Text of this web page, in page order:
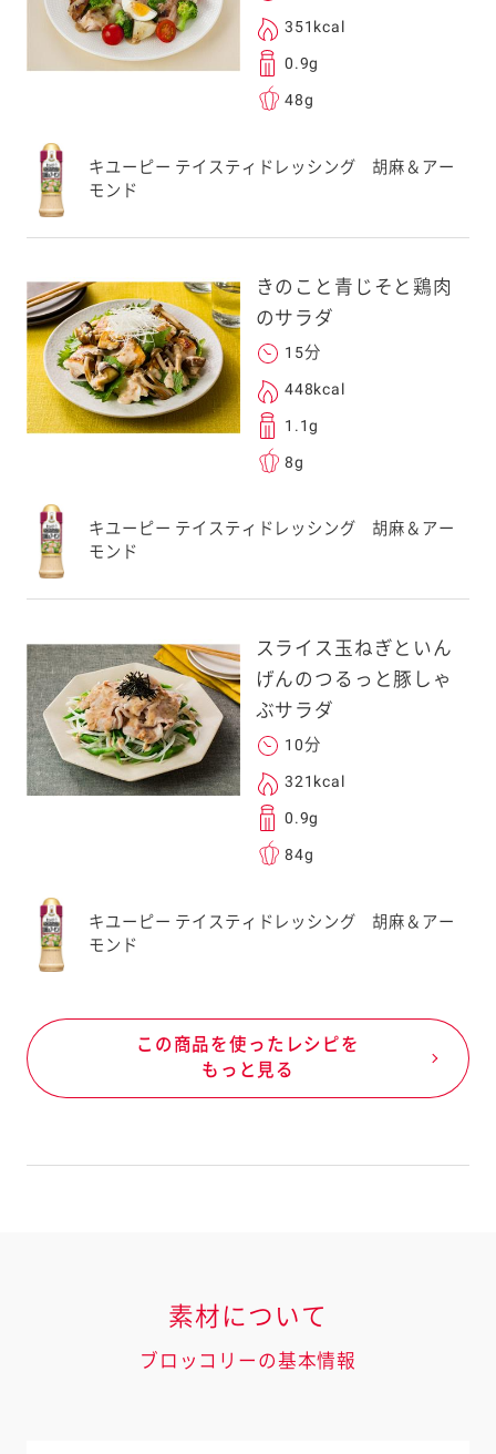
351kcal
0.9g
48g
キユーピー テイスティドレッシング 胡麻＆アー
モンド
きのこと青じそと鶏肉
のサラダ
15分
448kcal
1.1g
8g
キユーピー テイスティドレッシング 胡麻＆アー
モンド
スライス玉ねぎといん
げんのつるっと豚しゃ
ぶサラダ
10分
321kcal
0.9g
84g
キユーピー テイスティドレッシング 胡麻＆アー
モンド
この商品を使ったレシピを
もっと見る
素材について
ブロッコリーの基本情報